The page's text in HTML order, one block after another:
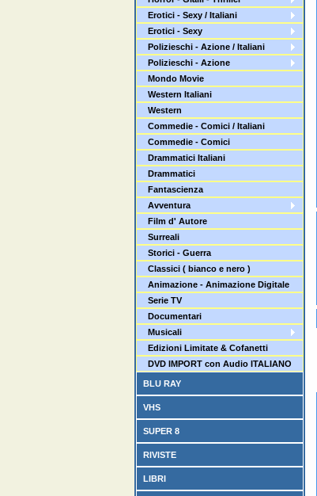
Erotici - Sexy / Italiani
Erotici - Sexy
Polizieschi - Azione / Italiani
Polizieschi - Azione
Mondo Movie
Western Italiani
Western
Commedie - Comici / Italiani
Commedie - Comici
Drammatici Italiani
Drammatici
Fantascienza
Avventura
Film d' Autore
Surreali
Storici - Guerra
Classici ( bianco e nero )
Animazione - Animazione Digitale
Serie TV
Documentari
Musicali
Edizioni Limitate & Cofanetti
DVD IMPORT con Audio ITALIANO
BLU RAY
VHS
SUPER 8
RIVISTE
LIBRI